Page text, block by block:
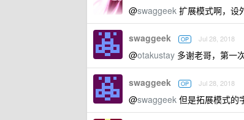
@swaggeek 扩展模式啊，设
swaggeek OP Jul 28, 2018
@otakustay 多谢老哥，第一
swaggeek OP Jul 28, 2018
@swaggeek 但是拓展模式的